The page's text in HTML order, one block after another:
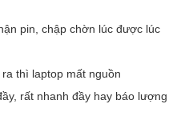
pin, chập chờn lúc được lúc
thì laptop mất nguồn
rất nhanh đầy hay báo lượng